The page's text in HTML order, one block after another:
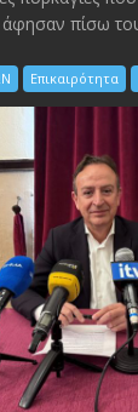
άφησαν πίσω
Επικαιρότητα